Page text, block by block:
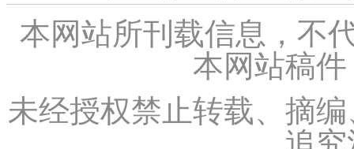
本网站所刊载信息，不
本网站稿
未经授权禁止转载、摘